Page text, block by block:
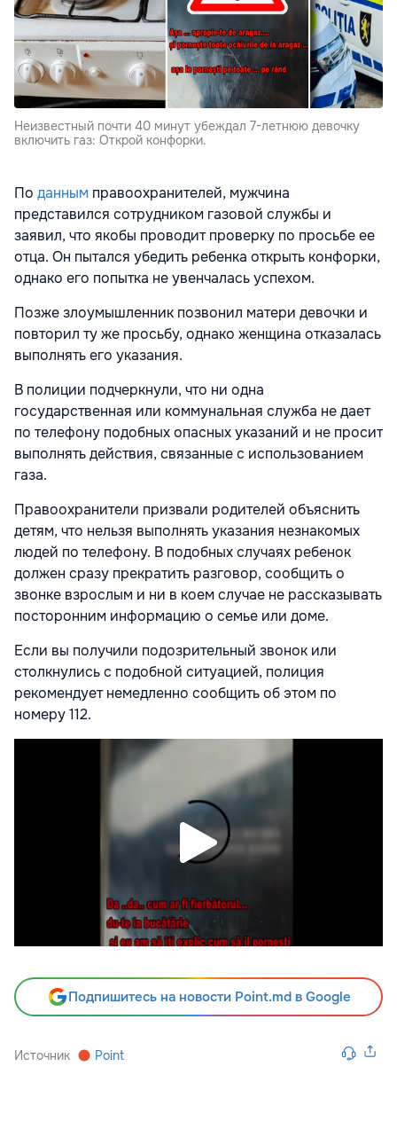
Неизвестный почти 40 минут убеждал 7-летнюю девочку
включить газ: Открой конфорки.
По данным правоохранителей, мужчина
представился сотрудником газовой службы и
заявил, что якобы проводит проверку по просьбе ее
отца. Он пытался убедить ребенка открыть конфорки,
однако его попытка не увенчалась успехом.
Позже злоумышленник позвонил матери девочки и
повторил ту же просьбу, однако женщина отказалась
выполнять его указания.
В полиции подчеркнули, что ни одна
государственная или коммунальная служба не дает
по телефону подобных опасных указаний и не просит
выполнять действия, связанные с использованием
газа.
Правоохранители призвали родителей объяснить
детям, что нельзя выполнять указания незнакомых
людей по телефону. В подобных случаях ребенок
должен сразу прекратить разговор, сообщить о
звонке взрослым и ни в коем случае не рассказывать
посторонним информацию о семье или доме.
Если вы получили подозрительный звонок или
столкнулись с подобной ситуацией, полиция
рекомендует немедленно сообщить об этом по
номеру 112.
Подпишитесь на новости Point.md в Google
Источник Point